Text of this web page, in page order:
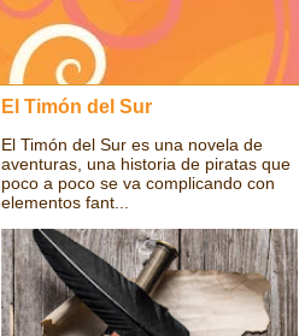
El Timón del Sur
El Timón del Sur es una novela de
aventuras, una historia de piratas que
poco a poco se va complicando con
elementos fant...